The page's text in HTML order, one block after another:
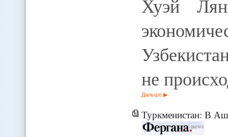
Хуэй
не
Дальше
Туркменистан: В Ашхабаде начали